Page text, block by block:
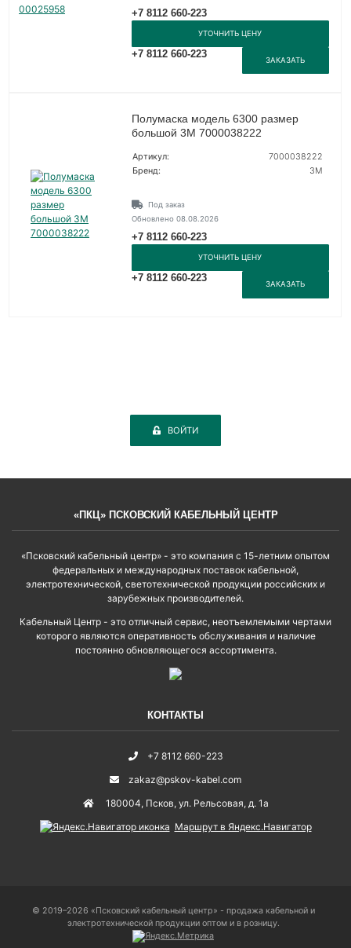
+7 8112 660-223
УТОЧНИТЬ ЦЕНУ
+7 8112 660-223
ЗАКАЗАТЬ
Полумаска модель 6300 размер
большой 3М 7000038222
Артикул:
7000038222
Бренд:
3М
Под заказ
Обновлено 08.08.2026
+7 8112 660-223
УТОЧНИТЬ ЦЕНУ
+7 8112 660-223
ЗАКАЗАТЬ
ВОЙТИ
«ПКЦ» ПСКОВСКИЙ КАБЕЛЬНЫЙ ЦЕНТР
«Псковский кабельный центр» - это компания с 15-летним опытом
федеральных и международных поставок кабельной,
электротехнической, светотехнической продукции российских и
зарубежных производителей.
Кабельный Центр - это отличный сервис, неотъемлемыми чертами
которого являются оперативность обслуживания и наличие
постоянно обновляющегося ассортимента.
КОНТАКТЫ
+7 8112 660-223
zakaz@pskov-kabel.com
180004, Псков, ул. Рельсовая, д. 1а
Маршрут в Яндекс.Навигатор
© 2019–2026 «Псковский кабельный центр» - продажа кабельной и
электротехнической продукции оптом и в розницу.